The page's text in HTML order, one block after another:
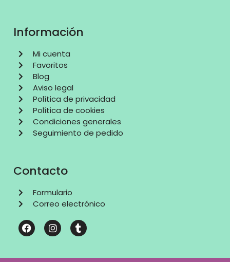
Información
Mi cuenta
Favoritos
Blog
Aviso legal
Política de privacidad
Política de cookies
Condiciones generales
Seguimiento de pedido
Contacto
Formulario
Correo electrónico